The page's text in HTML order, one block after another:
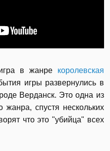
в жанре королевская
игры развернулись в
Верданск. Это одна из
спустя нескольких
что это "убийца" всех